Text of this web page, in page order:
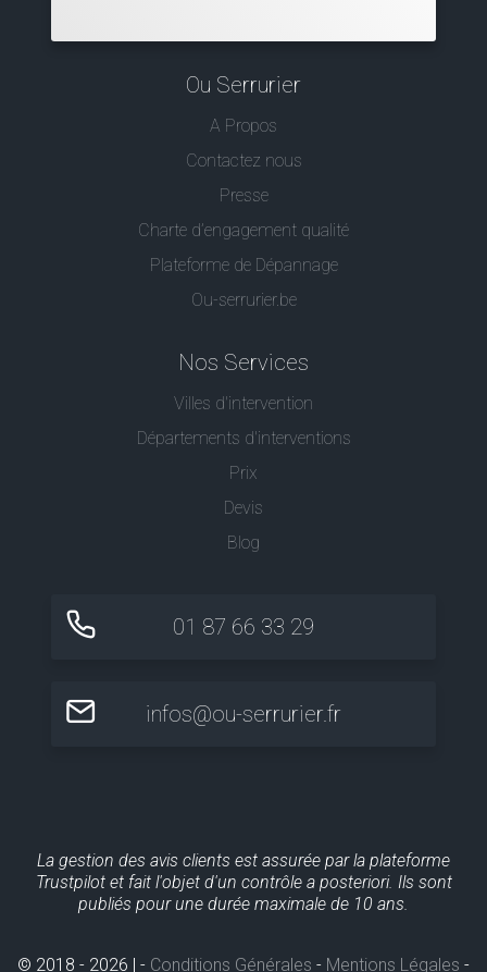
Ou Serrurier
A Propos
Contactez nous
Presse
Charte d’engagement qualité
Plateforme de Dépannage
Ou-serrurier.be
Nos Services
Villes d'intervention
Départements d'interventions
Prix
Devis
Blog
01 87 66 33 29
infos@ou-serrurier.fr
La gestion des avis clients est assurée par la plateforme
Trustpilot et fait l'objet d'un contrôle a posteriori. Ils sont
publiés pour une durée maximale de 10 ans.
© 2018 - 2026 | - Conditions Générales - Mentions Légales -